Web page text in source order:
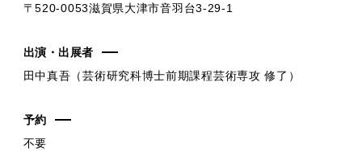
〒520-0053滋賀県大津市音羽台3-29-1
出演・出展者
田中真吾（芸術研究科博士前期課程芸術専攻 修了）
予約
不要